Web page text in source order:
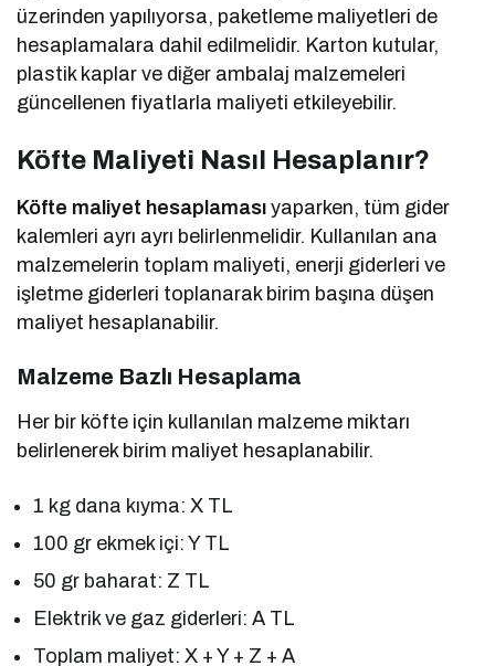
üzerinden yapılıyorsa, paketleme maliyetleri de
hesaplamalara dahil edilmelidir. Karton kutular,
plastik kaplar ve diğer ambalaj malzemeleri
güncellenen fiyatlarla maliyeti etkileyebilir.
Köfte Maliyeti Nasıl Hesaplanır?
Köfte maliyet hesaplaması yaparken, tüm gider
kalemleri ayrı ayrı belirlenmelidir. Kullanılan ana
malzemelerin toplam maliyeti, enerji giderleri ve
işletme giderleri toplanarak birim başına düşen
maliyet hesaplanabilir.
Malzeme Bazlı Hesaplama
Her bir köfte için kullanılan malzeme miktarı
belirlenerek birim maliyet hesaplanabilir.
1 kg dana kıyma: X TL
100 gr ekmek içi: Y TL
50 gr baharat: Z TL
Elektrik ve gaz giderleri: A TL
Toplam maliyet: X + Y + Z + A